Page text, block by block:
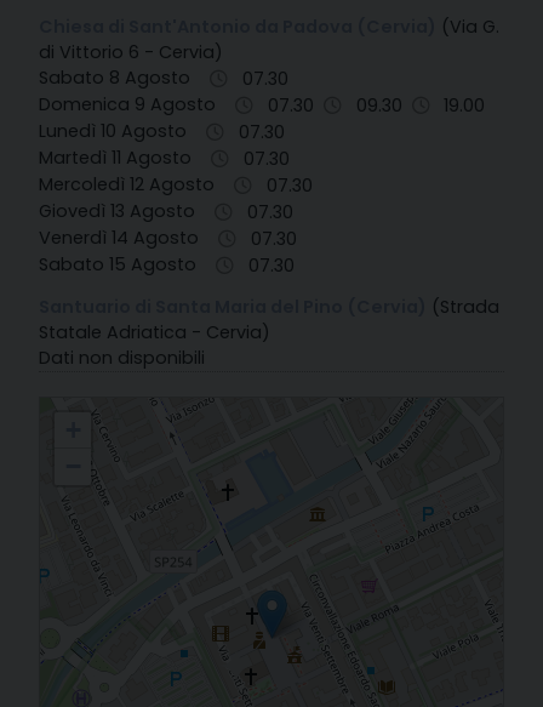
(Via G.
di Vittorio 6 - Cervia)
Sabato 8 Agosto
07.30
Domenica 9 Agosto
07.30 09.30
19.00
Lunedì 10 Agosto
07.30
Martedì 11 Agosto
07.30
Mercoledì 12 Agosto
07.30
Giovedì 13 Agosto
07.30
Venerdì 14 Agosto
07.30
Sabato 15 Agosto
07.30
(Strada
Statale Adriatica - Cervia)
Dati non disponibili
02. Concattedrale di Cervia - S. Maria Assunta